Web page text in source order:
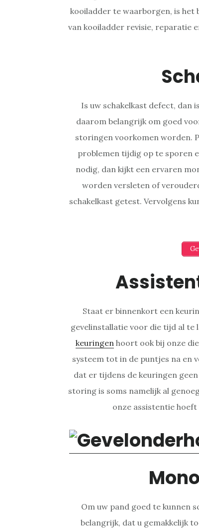
kooiladder te waarborgen, is het
van kooiladder revisie, reparatie
Is uw schakelkast defect, dan
daarom belangrijk om goed
storingen voorkomen worden.
problemen tijdig op te sporen
nodig, dan kijkt een ervaren
worden versleten of
schakelkast getest. Vervolgens
Staat er binnenkort een
gevelinstallatie voor die tijd al
keuringenhoort ook bij onze
systeem tot in de puntjes na en
dat er tijdens de keuringen
storing is soms namelijk al
onze assistentie
Om uw pand goed te kunnen
belangrijk, dat u gemakkelijk